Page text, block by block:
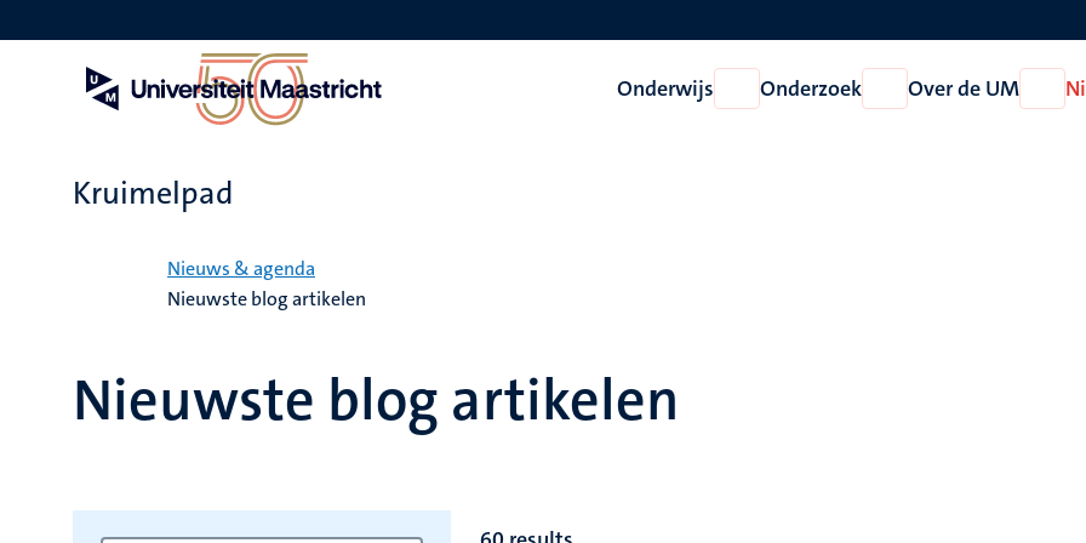
en
Onderwijs
Open
Onderwijs
Onderzoek
Open
Onderzoek
Over de UM
Open
Over
Kruimelpad
Nieuws & agenda
Nieuwste blog artikelen
Nieuwste blog artikelen